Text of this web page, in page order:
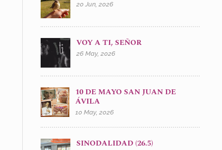
20 Jun, 2026
VOY A TI, SEÑOR
26 May, 2026
10 DE MAYO SAN JUAN DE
ÁVILA
10 May, 2026
SINODALIDAD (26.5)